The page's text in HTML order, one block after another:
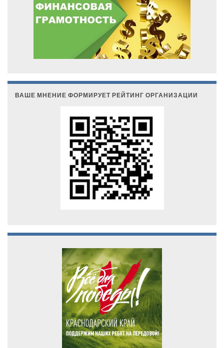
ВАШЕ МНЕНИЕ ФОРМИРУЕТ РЕЙТИНГ ОРГАНИЗАЦИИ